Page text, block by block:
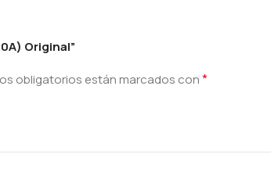
Original”
obligatorios están marcados con*